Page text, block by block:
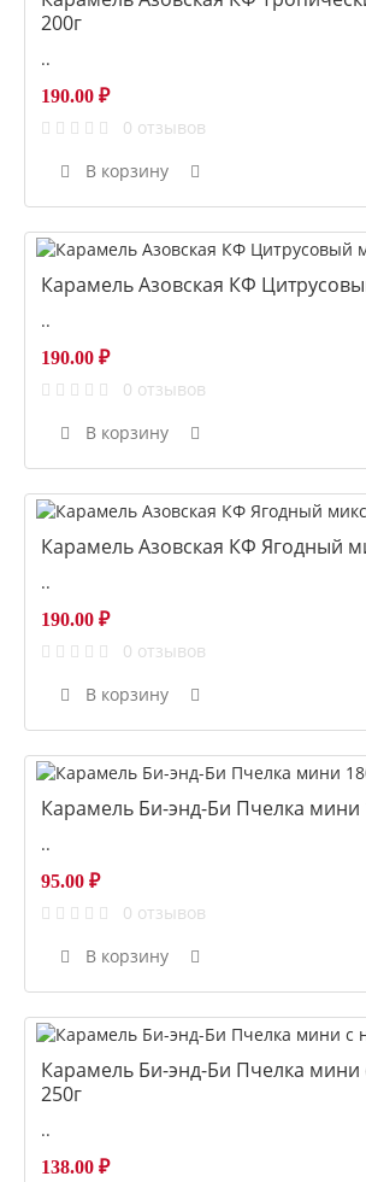
200г
..
190.00 ₽
0 отзывов
В корзину
Карамель Азовская КФ
..
190.00 ₽
0 отзывов
В корзину
Карамель Азовская КФ Ягодный
..
190.00 ₽
0 отзывов
В корзину
Карамель Би-энд-Би Пчелка мини
..
95.00 ₽
0 отзывов
В корзину
Карамель Би-энд-Би Пчелка мини
250г
..
138.00 ₽